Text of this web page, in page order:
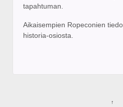
tapahtuman.
Aikaisempien Ropeconien
historia-osiosta.
↑